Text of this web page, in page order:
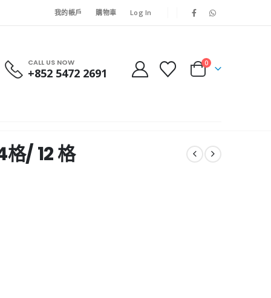
我的帳戶 購物車 Log In
CALL US NOW
+852 5472 2691
0
/ 12 格